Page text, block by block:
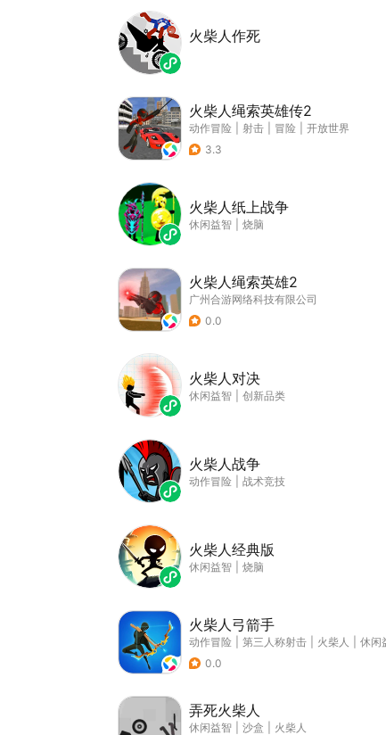
火柴人作死
火柴人绳索英雄传2
动作冒险 射击 冒险
开放世界
3.3
火柴人纸上战争
休闲益智 烧脑
火柴人绳索英雄2
广州合游网络科技有限公司
0.0
火柴人对决
休闲益智 创新品类
火柴人战争
动作冒险 战术竞技
火柴人经典版
休闲益智 烧脑
火柴人弓箭手
动作冒险 第三人称射击 火柴人
休闲
0.0
弄死火柴人
休闲益智 沙盒
火柴人